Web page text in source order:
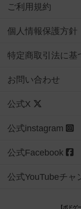
ご利用規約
個人情報保護方針
特定商取引法に基
お問い合わせ
公式X
公式instagram
公式Facebook
公式YouTubeチャ
【ボドゲ